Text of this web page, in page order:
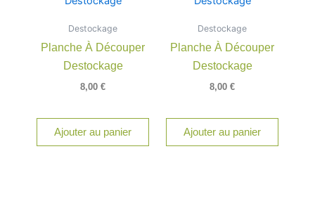
Destockage
Planche À Découper
Destockage
8,00 €
Ajouter au panier
Destockage
Planche À Découper
Destockage
8,00 €
Ajouter au panier